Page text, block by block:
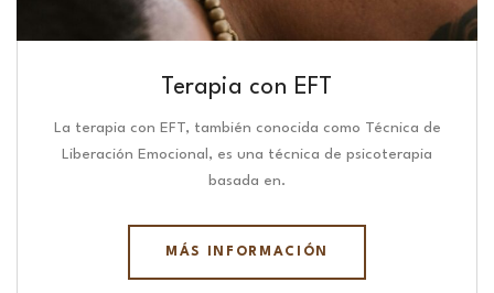
Terapia con EFT
La terapia con EFT, también conocida como Técnica de
Liberación Emocional, es una técnica de psicoterapia
basada en.
MÁS INFORMACIÓN